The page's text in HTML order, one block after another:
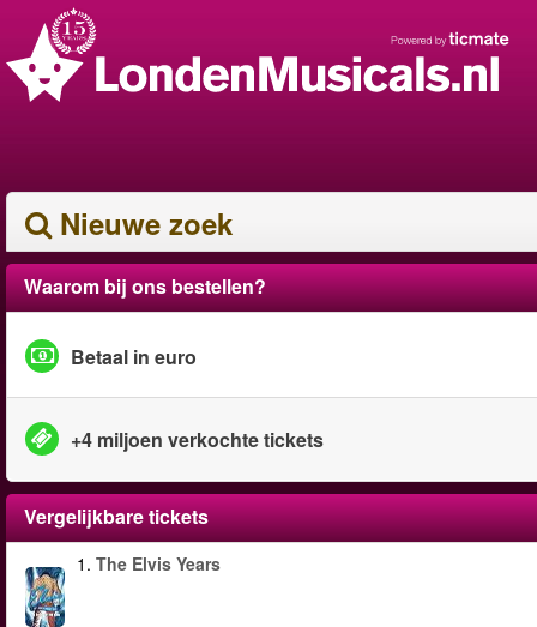
Nieuwe zoek
Waarom bij ons bestellen?
Betaal in euro
+4 miljoen verkochte tickets
Vergelijkbare tickets
1. The Elvis Years